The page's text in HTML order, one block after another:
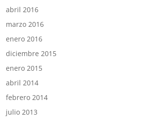
abril 2016
marzo 2016
enero 2016
diciembre 2015
enero 2015
abril 2014
febrero 2014
julio 2013